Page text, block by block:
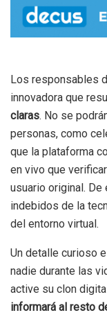
Los responsables
innovadora que
claras. No se
personas, como
que la plataforma
en vivo que
usuario original. De
indebidos de la
del entorno virtual.
Un detalle curioso
nadie durante las
active su clon
informará al resto